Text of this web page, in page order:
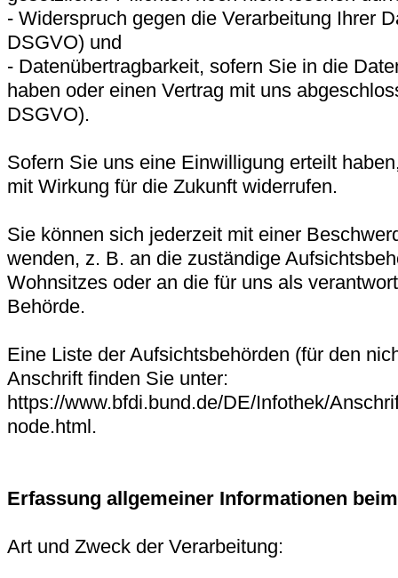
- Widerspruch gegen die Verarbeitung Ihrer
DSGVO) und
- Datenübertragbarkeit, sofern Sie in die
haben oder einen Vertrag mit uns
DSGVO).
Sofern Sie uns eine Einwilligung erteilt
mit Wirkung für die Zukunft widerrufen.
Sie können sich jederzeit mit einer
wenden, z. B. an die zuständige
Wohnsitzes oder an die für uns als
Behörde.
Eine Liste der Aufsichtsbehörden (für den
Anschrift finden Sie unter:
https://www.bfdi.bund.de/DE/Infothek/
node.html.
Erfassung allgemeiner Informationen
Art und Zweck der Verarbeitung: